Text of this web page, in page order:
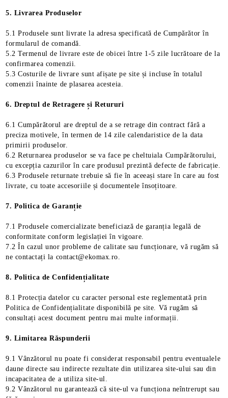
5. Livrarea Produselor
5.1 Produsele sunt livrate la adresa specificată de Cumpărător în
formularul de comandă.
5.2 Termenul de livrare este de obicei între 1-5 zile lucrătoare de la
confirmarea comenzii.
5.3 Costurile de livrare sunt afișate pe site și incluse în totalul
comenzii înainte de plasarea acesteia.
6. Dreptul de Retragere și Retururi
6.1 Cumpărătorul are dreptul de a se retrage din contract fără a
preciza motivele, în termen de 14 zile calendaristice de la data
primirii produselor.
6.2 Returnarea produselor se va face pe cheltuiala Cumpărătorului,
cu excepția cazurilor în care produsul prezintă defecte de fabricație.
6.3 Produsele returnate trebuie să fie în aceeași stare în care au fost
livrate, cu toate accesoriile și documentele însoțitoare.
7. Politica de Garanție
7.1 Produsele comercializate beneficiază de garanția legală de
conformitate conform legislației în vigoare.
7.2 În cazul unor probleme de calitate sau funcționare, vă rugăm să
ne contactați la contact@ekomax.ro.
8. Politica de Confidențialitate
8.1 Protecția datelor cu caracter personal este reglementată prin
Politica de Confidențialitate disponibilă pe site. Vă rugăm să
consultați acest document pentru mai multe informații.
9. Limitarea Răspunderii
9.1 Vânzătorul nu poate fi considerat responsabil pentru eventualele
daune directe sau indirecte rezultate din utilizarea site-ului sau din
incapacitatea de a utiliza site-ul.
9.2 Vânzătorul nu garantează că site-ul va funcționa neîntrerupt sau